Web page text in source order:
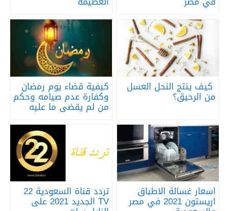
كيف ينتج النحل العسل
من الرحيق؟
كيفية قضاء يوم رمضان
وكفارة عدم صيامه وحكم
من لم يقضى ما عليه
اسعار غسالة الاطباق
اريستون 2021 في مصر
تردد قناة السعودية 22
TV الجديد 2021 على